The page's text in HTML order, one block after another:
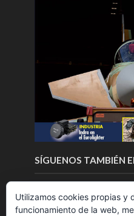
SÍGUENOS TAMBIÉN
Utilizamos cookies propias y
funcionamiento de la web,